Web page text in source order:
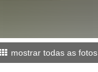
mostrar todas as fotos